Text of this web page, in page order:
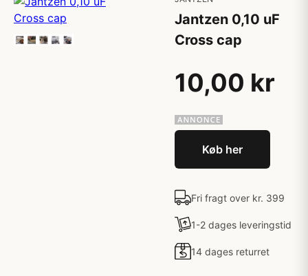
Jantzen 0,10 uF
Cross cap
10,00 kr
Køb her
Fri fragt over kr. 399
1-2 dages leveringstid
14 dages returret